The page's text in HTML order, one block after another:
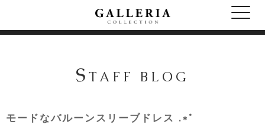
S TAFF BLOG
モードなバルーンスリーブドレス .*˚